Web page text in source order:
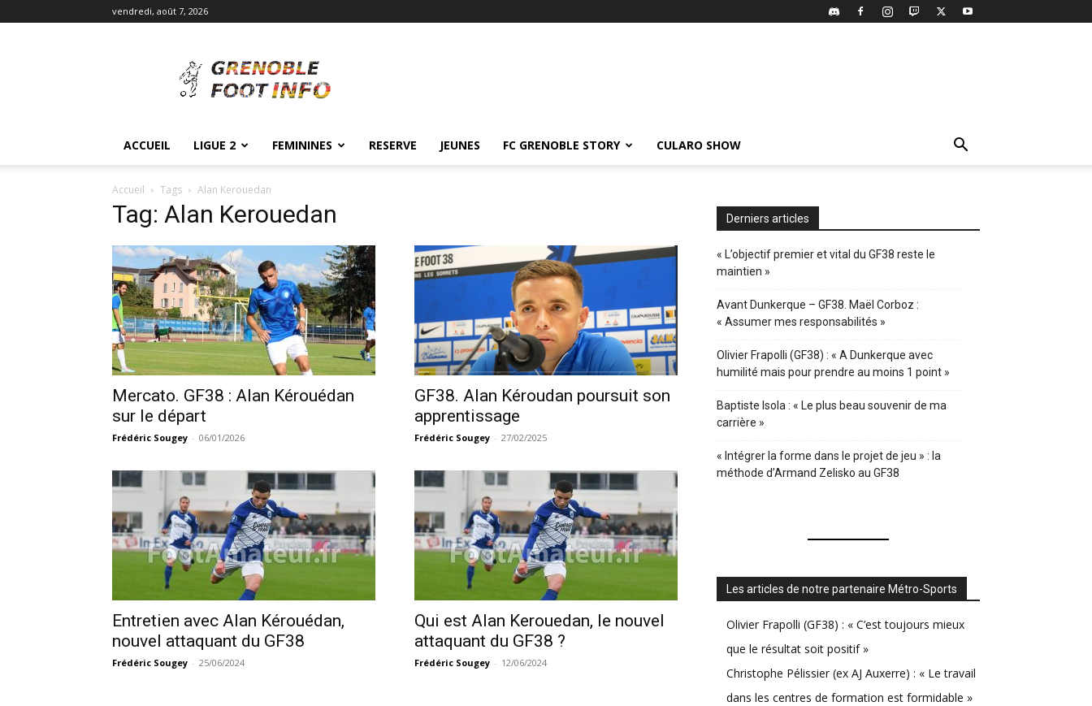
vendredi, août 7, 2026
Foot
Info
ACCUEIL LIGUE 2 FEMININES RESERVE JEUNES FC GRENOBLE STORY CULARO SHOW
Accueil Tags Alan Kerouedan
Tag: Alan Kerouedan
Mercato. GF38 : Alan Kérouédan
sur le départ
Frédéric Sougey - 06/01/2026
GF38. Alan Kéroudan poursuit son
apprentissage
Frédéric Sougey - 27/02/2025
Entretien avec Alan Kérouédan,
nouvel attaquant du GF38
Frédéric Sougey - 25/06/2024
Qui est Alan Kerouedan, le nouvel
attaquant du GF38 ?
Frédéric Sougey - 12/06/2024
Derniers articles
« L’objectif premier et vital du GF38 reste le
maintien »
Avant Dunkerque – GF38. Maël Corboz :
« Assumer mes responsabilités »
Olivier Frapolli (GF38) : « A Dunkerque avec
humilité mais pour prendre au moins 1 point »
Baptiste Isola : « Le plus beau souvenir de ma
carrière »
« Intégrer la forme dans le projet de jeu » : la
méthode d’Armand Zelisko au GF38
Les articles de notre partenaire Métro-Sports
Olivier Frapolli (GF38) : « C’est toujours mieux
que le résultat soit positif »
Christophe Pélissier (ex AJ Auxerre) : « Le travail
dans les centres de formation est formidable »